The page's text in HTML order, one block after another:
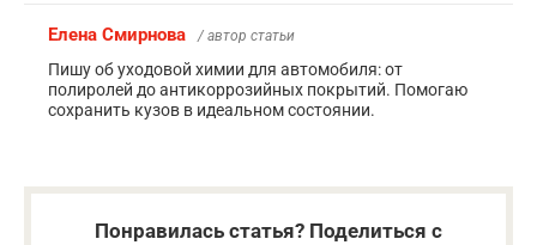
Елена Смирнова / автор статьи
Пишу об уходовой химии для автомобиля: от
полиролей до антикоррозийных покрытий. Помогаю
сохранить кузов в идеальном состоянии.
Понравилась статья? Поделиться с